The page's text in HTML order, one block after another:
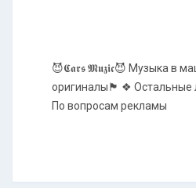
😈𝕮𝖆𝖗𝖘 𝕸𝖚𝖟𝖎𝖈😈 Музыка в
оригиналы🏴 ❖ Остальные
По вопросам рекламы